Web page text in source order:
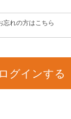
忘れの方はこちら